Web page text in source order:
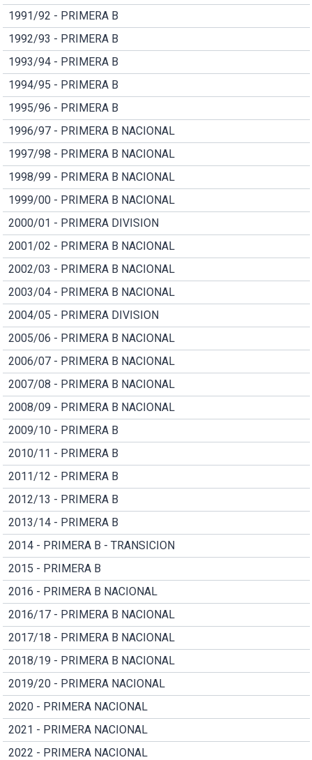
1991/92 - PRIMERA B
1992/93 - PRIMERA B
1993/94 - PRIMERA B
1994/95 - PRIMERA B
1995/96 - PRIMERA B
1996/97 - PRIMERA B NACIONAL
1997/98 - PRIMERA B NACIONAL
1998/99 - PRIMERA B NACIONAL
1999/00 - PRIMERA B NACIONAL
2000/01 - PRIMERA DIVISION
2001/02 - PRIMERA B NACIONAL
2002/03 - PRIMERA B NACIONAL
2003/04 - PRIMERA B NACIONAL
2004/05 - PRIMERA DIVISION
2005/06 - PRIMERA B NACIONAL
2006/07 - PRIMERA B NACIONAL
2007/08 - PRIMERA B NACIONAL
2008/09 - PRIMERA B NACIONAL
2009/10 - PRIMERA B
2010/11 - PRIMERA B
2011/12 - PRIMERA B
2012/13 - PRIMERA B
2013/14 - PRIMERA B
2014 - PRIMERA B - TRANSICION
2015 - PRIMERA B
2016 - PRIMERA B NACIONAL
2016/17 - PRIMERA B NACIONAL
2017/18 - PRIMERA B NACIONAL
2018/19 - PRIMERA B NACIONAL
2019/20 - PRIMERA NACIONAL
2020 - PRIMERA NACIONAL
2021 - PRIMERA NACIONAL
2022 - PRIMERA NACIONAL